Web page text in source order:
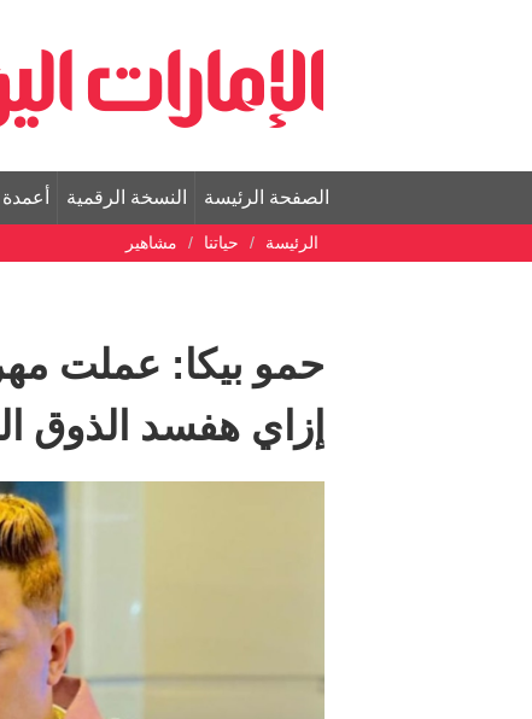
الصفحة الرئيسة النسخة الرقمية أعمدة
الرئيسة حياتنا مشاهير
حمو بيكا: عملت
إزاي هفسد الذوق